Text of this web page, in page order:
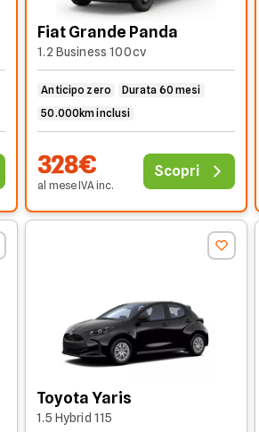
Fiat Grande Panda
1.2 Business 100cv
Anticipo zero
Durata 60 mesi
50.000km inclusi
328€
al meseIVAinc.
Scopri
Toyota Yaris
1.5 Hybrid 115